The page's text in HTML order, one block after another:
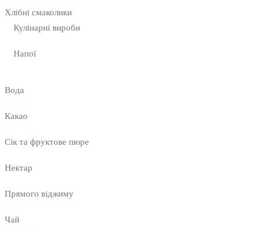
Хлібні смаколики
Кулінарні вироби
Напої
Вода
Какао
Сік та фруктове пюре
Нектар
Прямого віджиму
Чай